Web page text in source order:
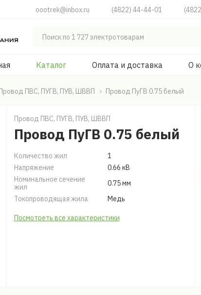
oootrek@inbox.ru (4822) 44-44-01
Каталог Оплата и доставка О
ПВС, ПУГВ, ПУВ, ШВВП Провод ПуГВ 0.75 белый
Провод ПВС, ПУГВ, ПУВ, ШВВП
Провод ПуГВ 0.75 белый
Количество жил
1
Напряжение
0.66 кВ
Номинальное сечение
жил
0.75 мм
Токопроводящая жила
Медь
Посмотреть все характеристики